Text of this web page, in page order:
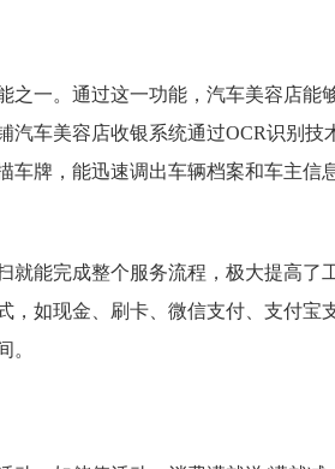
之一。通过这一功能，汽车美容店能
汽车美容店收银系统通过OCR识别技
牌，能迅速调出车辆档案和车主信
就能完成整个服务流程，极大提高了
如现金、刷卡、微信支付、支付宝
。